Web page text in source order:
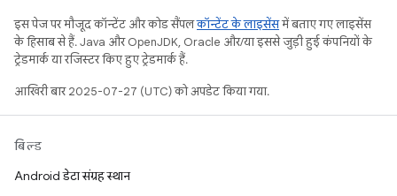
इस पेज पर मौजूद कॉन्टेंट और कोड सैंपलकॉन्टेंट के लाइसेंसमें बताए गए लाइसेंस
के हिसाब से हैं. Java और OpenJDK, Oracle और/या इससे जुड़ी हुई कंपनियों के
ट्रेडमार्क या रजिस्टर किए हुए ट्रेडमार्क हैं.
आखिरी बार 2025-07-27 (UTC) को अपडेट किया गया.
बिल्ड
Android डेटा संग्रह स्थान